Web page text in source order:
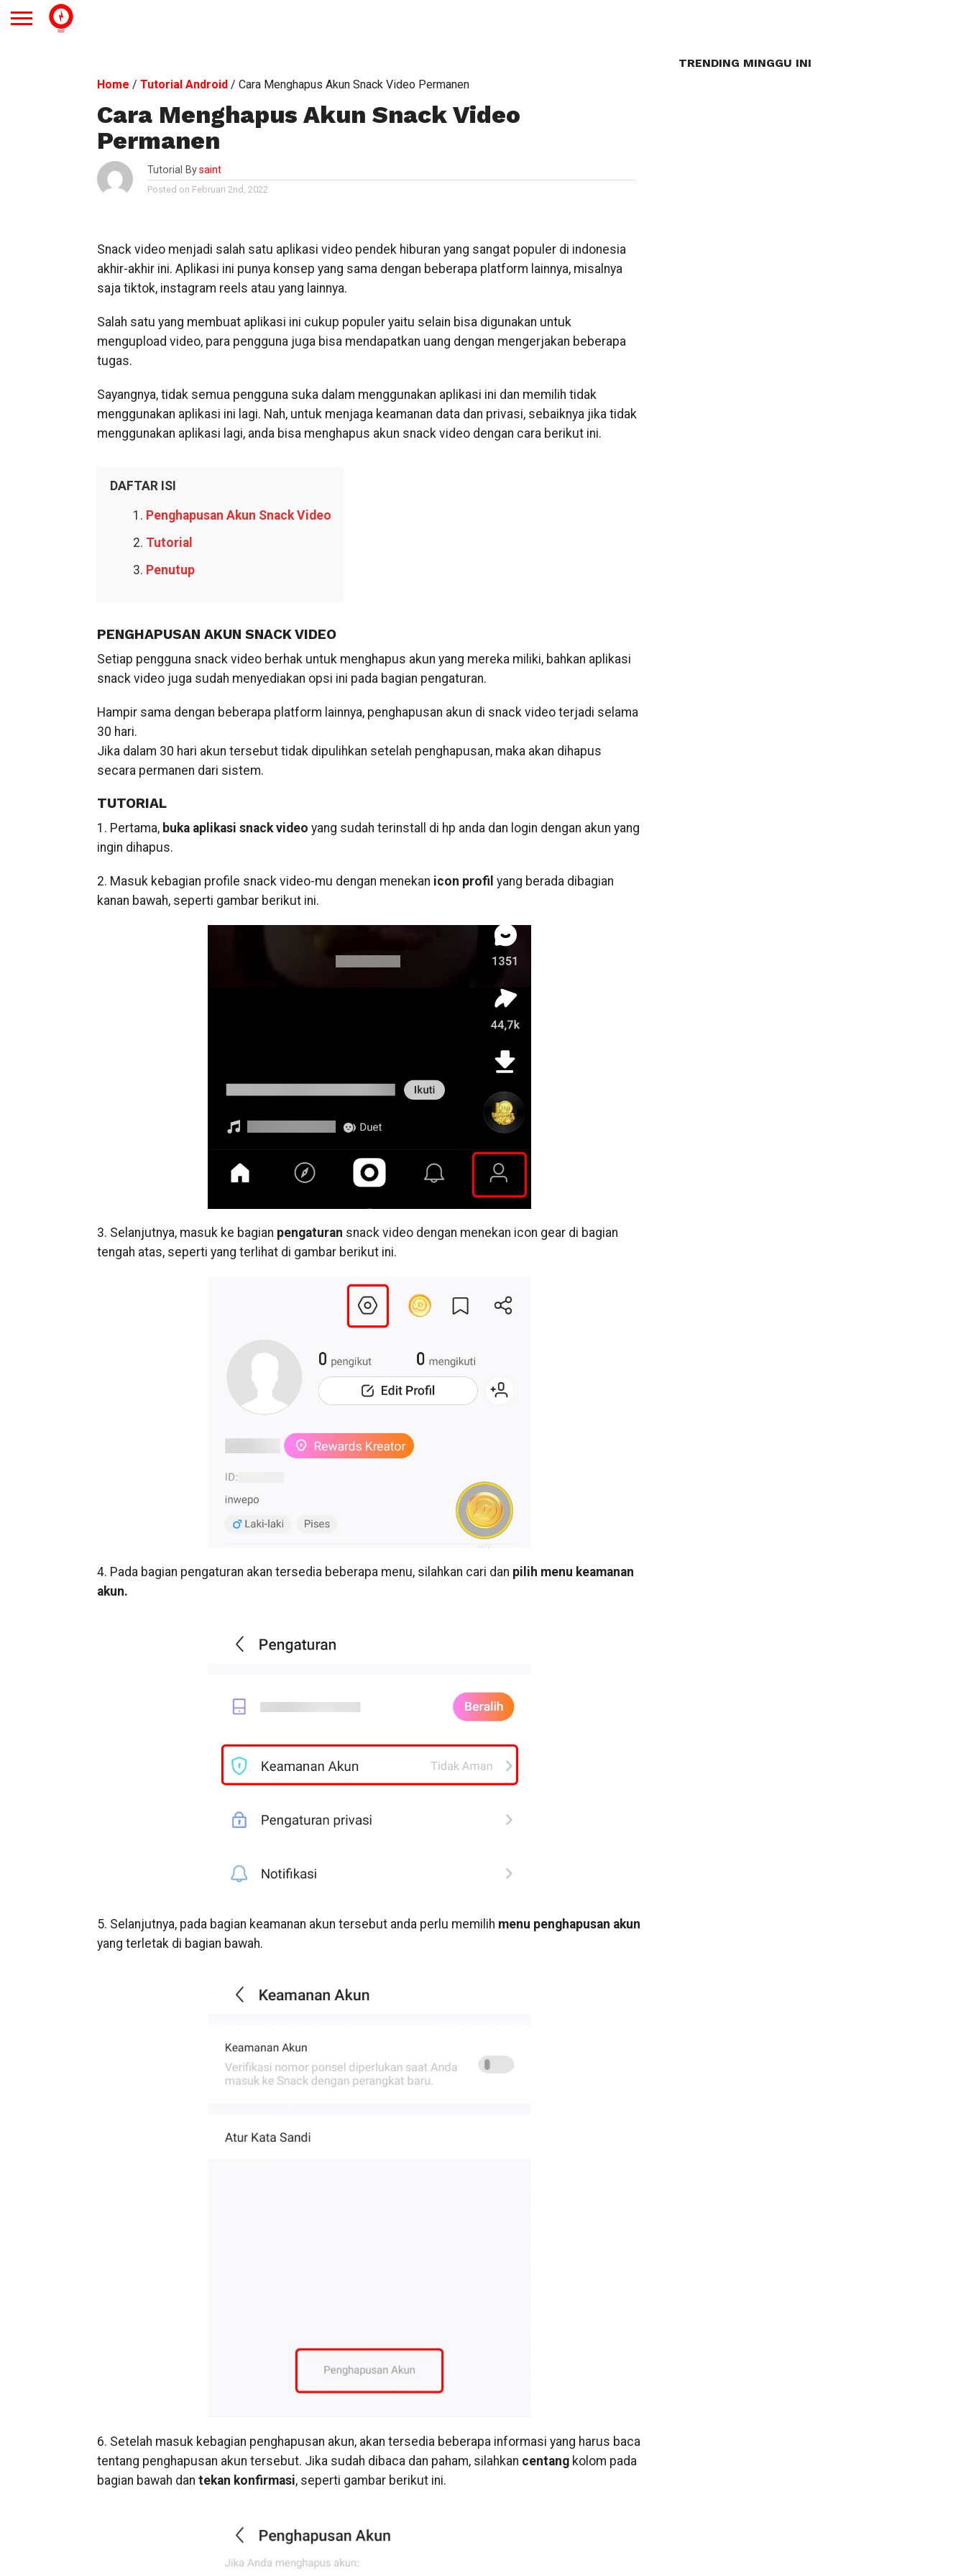
Home / Tutorial Android/ Cara Menghapus Akun Snack Video Permanen
Cara Menghapus Akun Snack Video
Permanen
Tutorial Bysaint
Posted on Februari 2nd, 2022
Snack video menjadi salah satu aplikasi video pendek hiburan yang sangat populer di indonesia
akhir-akhir ini. Aplikasi ini punya konsep yang sama dengan beberapa platform lainnya, misalnya
saja tiktok, instagram reels atau yang lainnya.
Salah satu yang membuat aplikasi ini cukup populer yaitu selain bisa digunakan untuk
mengupload video, para pengguna juga bisa mendapatkan uang dengan mengerjakan beberapa
tugas.
Sayangnya, tidak semua pengguna suka dalam menggunakan aplikasi ini dan memilih tidak
menggunakan aplikasi ini lagi. Nah, untuk menjaga keamanan data dan privasi, sebaiknya jika tidak
menggunakan aplikasi lagi, anda bisa menghapus akun snack video dengan cara berikut ini.
DAFTAR ISI
Penghapusan Akun Snack Video
Tutorial
Penutup
PENGHAPUSAN AKUN SNACK VIDEO
Setiap pengguna snack video berhak untuk menghapus akun yang mereka miliki, bahkan aplikasi
snack video juga sudah menyediakan opsi ini pada bagian pengaturan.
Hampir sama dengan beberapa platform lainnya, penghapusan akun di snack video terjadi selama
30 hari.
Jika dalam 30 hari akun tersebut tidak dipulihkan setelah penghapusan, maka akan dihapus
secara permanen dari sistem.
TUTORIAL
1. Pertama, buka aplikasi snack video yang sudah terinstall di hp anda dan login dengan akun yang
ingin dihapus.
2. Masuk kebagian profile snack video-mu dengan menekan icon profil yang berada dibagian
kanan bawah, seperti gambar berikut ini.
3. Selanjutnya, masuk ke bagian pengaturan snack video dengan menekan icon gear di bagian
tengah atas, seperti yang terlihat di gambar berikut ini.
4. Pada bagian pengaturan akan tersedia beberapa menu, silahkan cari dan pilih menu keamanan
akun.
5. Selanjutnya, pada bagian keamanan akun tersebut anda perlu memilih menu penghapusan akun
yang terletak di bagian bawah.
6. Setelah masuk kebagian penghapusan akun, akan tersedia beberapa informasi yang harus baca
tentang penghapusan akun tersebut. Jika sudah dibaca dan paham, silahkan centangkolom pada
bagian bawah dan tekan konfirmasi, seperti gambar berikut ini.
TRENDING MINGGU INI